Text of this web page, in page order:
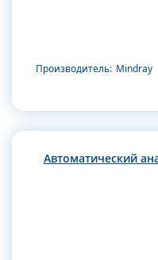
Производитель: Mindray
Автоматический